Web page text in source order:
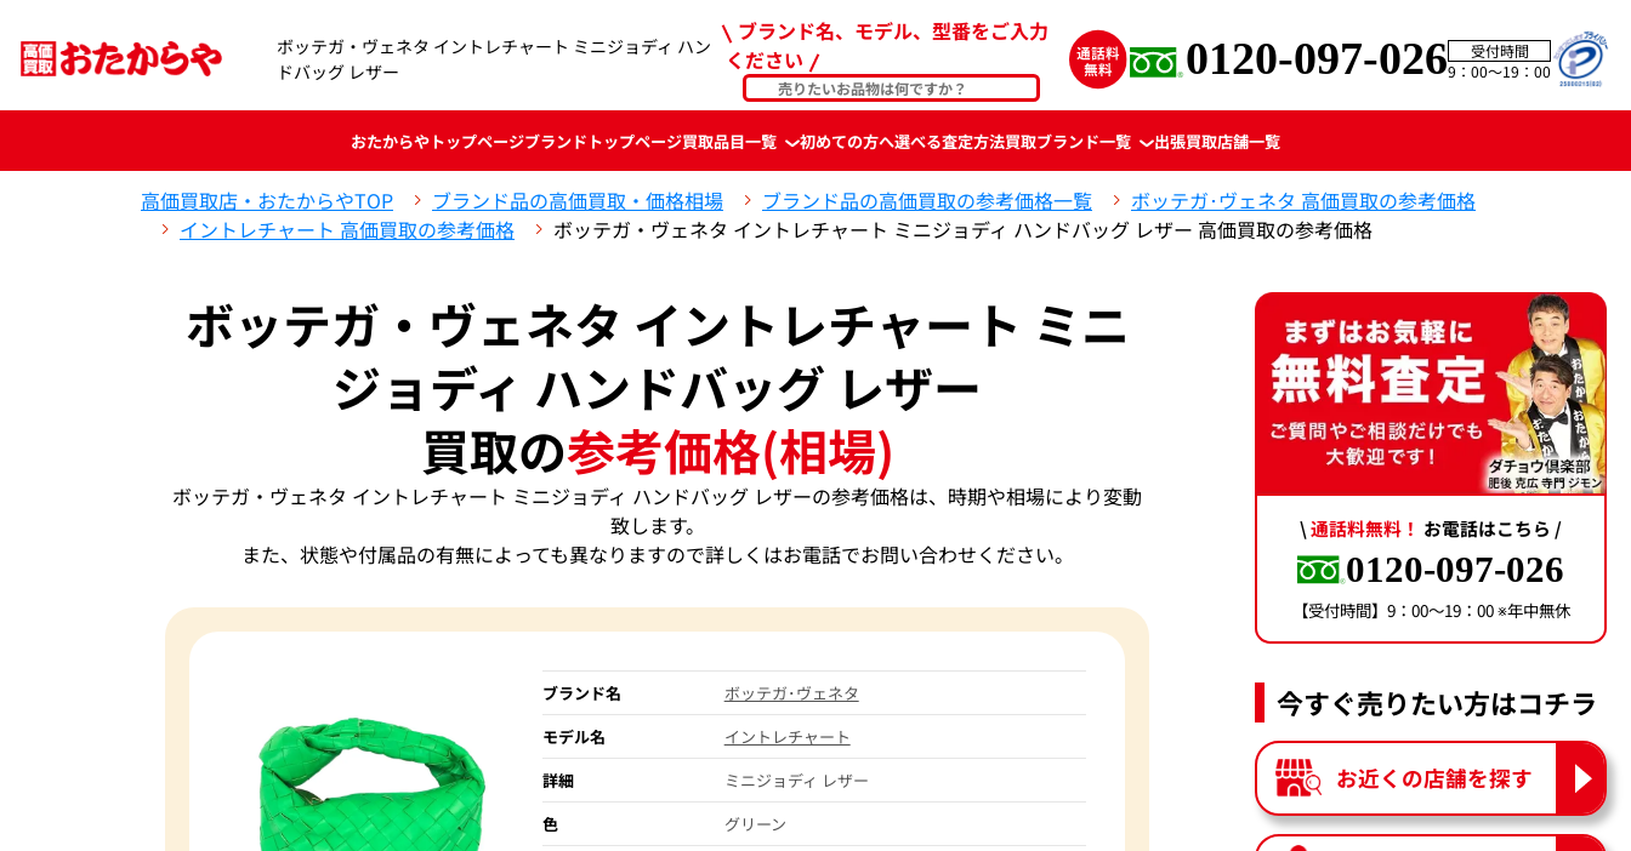
ボッテガ・ヴェネタ イントレチャート ミニジョディ ハン
ドバッグ レザー
ブランド名、モデル、型番をご入力
ください
0120-097-026
受付時間
9：00〜19：00
おたからやトップページブランド トップページ買取品目一覧 初めての方へ選べる査定方法買取ブランド一覧 出張買取店舗一覧
高価買取店・おたからやTOP ブランド品の高価買取・価格相場 ブランド品の高価買取の参考価格一覧
ボッテガ･ヴェネタ 高価買取の参考価格
イントレチャート 高価買取の参考価格
ボッテガ・ヴェネタ イントレチャート ミニジョディ ハンドバッグ レザー 高価買取の参考価格
ボッテガ・ヴェネタ イントレチャート ミニ
ジョディ ハンドバッグ レザー
買取の参考価格(相場)
ボッテガ・ヴェネタ イントレチャート ミニジョディ ハンドバッグ レザーの参考価格は、時期や相場により変動
致します。
また、状態や付属品の有無によっても異なりますので詳しくはお電話でお問い合わせください。
ブランド名
ボッテガ･ヴェネタ
モデル名
イントレチャート
詳細
ミニジョディ レザー
色
グリーン
\通話料無料！ お電話はこちら /
0120-097-026
【受付時間】9：00〜19：00 ※年中無休
今すぐ売りたい方はコチラ
お近くの店舗を探す